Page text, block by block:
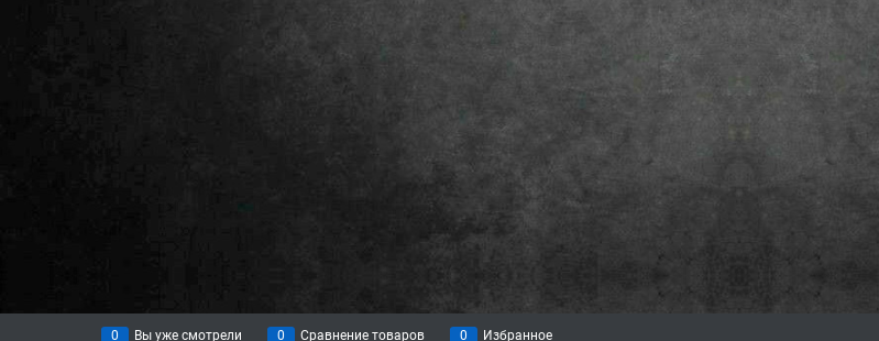
0 Вы уже смотрели 0 Сравнение товаров 0 Избранное